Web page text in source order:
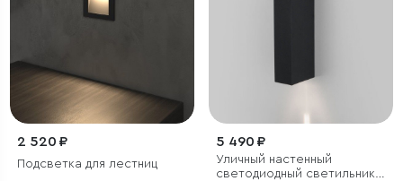
2 520 ₽
Подсветка для лестниц
5 490 ₽
Уличный настенный
светодиодный светильник